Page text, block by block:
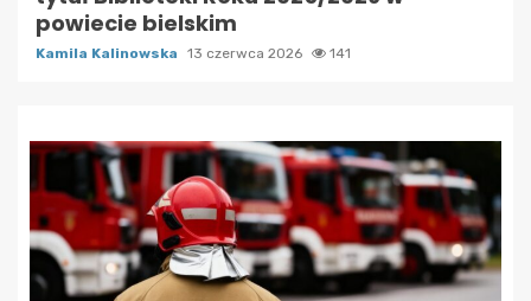
powiecie bielskim
Kamila Kalinowska 13 czerwca 2026 141